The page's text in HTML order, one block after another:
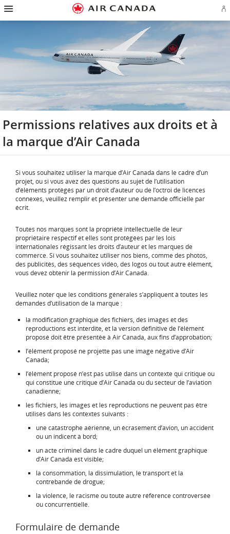
Passez
la
Passer
la
Passer
contenu
Passez
champ
Passer
liens
Passer
plan
Passer
Pour
Permissions relatives aux droits et à
la marque d’Air Canada
Si vous souhaitez utiliser la marque d’Air Canada dans le cadre d’un
projet, ou si vous avez des questions au sujet de l’utilisation
d’éléments protégés par un droit d’auteur ou de l’octroi de licences
connexes, veuillez remplir et présenter une demande officielle par
écrit.
Toutes nos marques sont la propriété intellectuelle de leur
propriétaire respectif et elles sont protégées par les lois
internationales régissant les droits d’auteur et les marques de
commerce. Si vous souhaitez utiliser nos biens, comme des photos,
des publicités, des séquences vidéo, des logos ou tout autre élément,
vous devez obtenir la permission d’Air Canada.
Veuillez noter que les conditions générales s’appliquent à toutes les
demandes d’utilisation de la marque :
la modification graphique des fichiers, des images et des
reproductions est interdite, et la version définitive de l’élément
proposé doit être présentée à Air Canada, aux fins d’approbation;
l’élément proposé ne projette pas une image négative d’Air
Canada;
l’élément proposé n’est pas utilisé dans un contexte qui critique ou
qui constitue une critique d’Air Canada ou du secteur de l’aviation
canadienne;
les fichiers, les images et les reproductions ne peuvent pas être
utilisés dans les contextes suivants :
une catastrophe aérienne, un écrasement d’avion, un accident
ou un indicent à bord;
un acte criminel dans le cadre duquel un élément graphique
d’Air Canada est visible;
la consommation, la dissimulation, le transport et la
contrebande de drogue;
la violence, le racisme ou toute autre référence controversée
ou concurrentielle.
Formulaire de demande